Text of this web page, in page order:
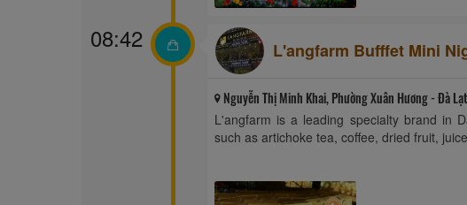
08:42 L'angfarm Bufffet Mini
Nguyễn Thị Minh Khai, Phường Xuân Hương - Đà
L'angfarm is a leading specialty brand in
such as artichoke tea, coffee, dried fruit,